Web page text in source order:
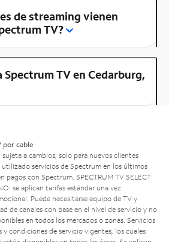
de streaming vienen
TV?
Spectrum TV en Cedarburg,
por cable
a cambios; solo para nuevos clientes
utilizado servicios de Spectrum en los últimos
pagos con Spectrum. SPECTRUM TV SELECT
se aplican tarifas estándar una vez
Puede necesitarse equipo de TV y
de canales con base en el nivel de servicio y no
en todos los mercados o zonas. Servicios
condiciones de servicio vigentes, los cuales